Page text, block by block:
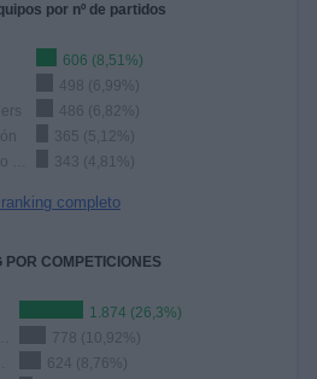
por nº de partidos
606 (8,51%)
498 (6,99%)
486 (6,82%)
365 (5,12%)
343 (4,81%)
completo
POR COMPETICIONES
1.874 (26,3%)
778 (10,92%)
624 (8,76%)